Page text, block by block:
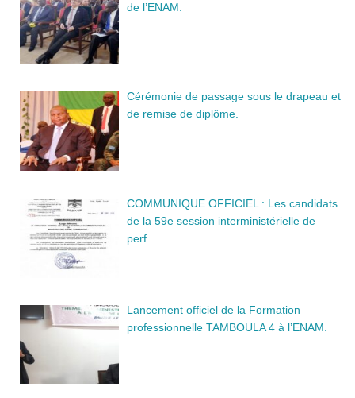
de l’ENAM.
Cérémonie de passage sous le drapeau et
de remise de diplôme.
COMMUNIQUE OFFICIEL : Les candidats
de la 59e session interministérielle de
perf…
Lancement officiel de la Formation
professionnelle TAMBOULA 4 à l’ENAM.